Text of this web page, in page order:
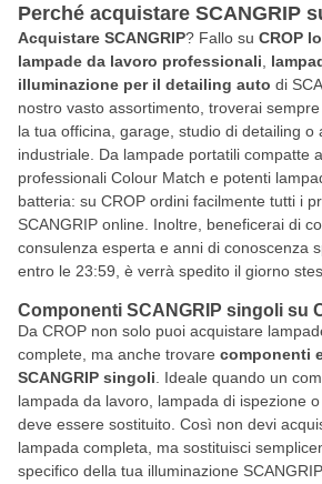
Perché acquistare SCANGRIP
Acquistare SCANGRIP? Fallo su CROP
lampade da lavoro professionali
illuminazione per il detailing auto di
nostro vasto assortimento, troverai
la tua officina, garage, studio di detailing o
industriale. Da lampade portatili compatte
professionali Colour Match e potenti
batteria: su CROP ordini facilmente tutti i
SCANGRIP online. Inoltre, beneficerai di
consulenza esperta e anni di conoscenza
entro le 23:59, è verrà spedito il giorno
Componenti SCANGRIP singoli su
Da CROP non solo puoi acquistare
complete, ma anche trovare componenti
SCANGRIP singoli . Ideale quando un
lampada da lavoro, lampada di ispezione
deve essere sostituito. Così non devi
lampada completa, ma sostituisci
specifico della tua illuminazione